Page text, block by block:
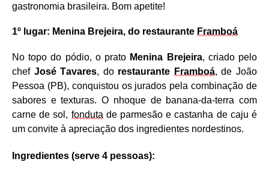
gastronomia brasileira. Bom apetite!
1º ugar: Menina Brejeira, do restaurante Framboá
No topo do pódio, o prato Menina Brejeira, criado pelo
chef José Tavares, do restaurante Framboá, de João
Pessoa (PB), conquistou os jurados pela combinação de
sabores e texturas. O nhoque de banana-da-terra com
carne de sol, fonduta de parmesão e castanha de caju é
um convite à apreciação dos ingredientes nordestinos.
Ingredientes (serve 4 pessoas):